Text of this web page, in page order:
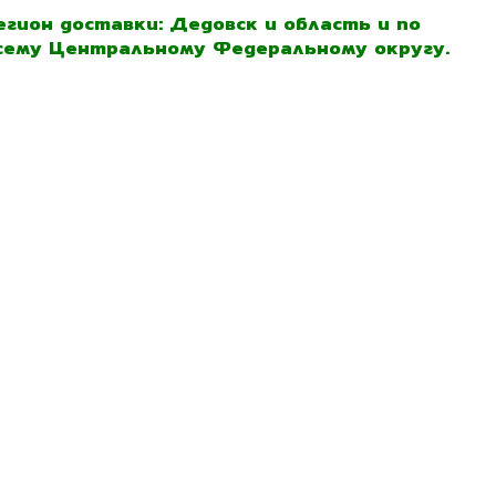
доставки: Дедовск и область и по
Центральному Федеральному округу.